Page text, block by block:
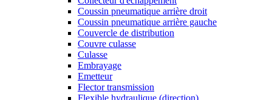
Coussin pneumatique arrière droit
Coussin pneumatique arrière gauche
Couvercle de distribution
Couvre culasse
Culasse
Embrayage
Emetteur
Flector transmission
Flexible hydraulique (direction)